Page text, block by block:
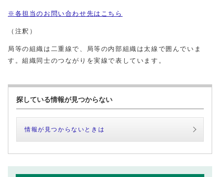
※各担当のお問い合わせ先はこちら
（注釈）
局等の組織は二重線で、局等の内部組織は太線で囲んでいま
す。組織同士のつながりを実線で表しています。
探している情報が見つからない
情報が見つからないときは